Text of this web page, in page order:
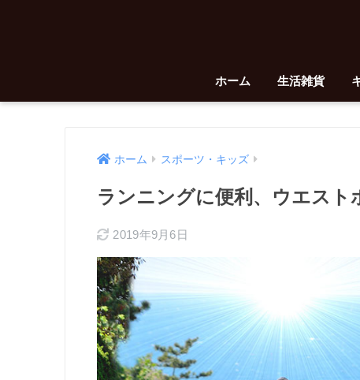
ホーム 生活雑貨
ホーム スポーツ・キッズ
ランニングに便利、ウエスト
2019年9月6日